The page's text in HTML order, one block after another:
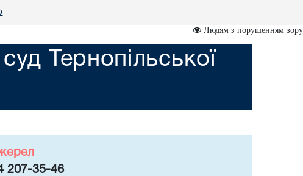
Людям з порушенням зору
Тернопільської
207-35-46